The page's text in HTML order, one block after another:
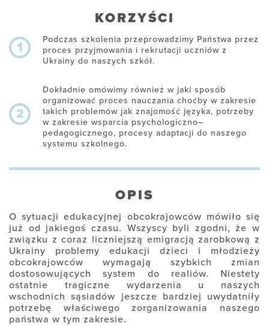
KORZYŚCI
1
Podczas szkolenia przeprowadzimy Państwa przez
proces przyjmowania i rekrutacji uczniów z
Ukrainy do naszych szkół.
2
Dokładnie omówimy również w jaki sposób
organizować proces nauczania choćby w zakresie
takich problemów jak znajomość języka, potrzeby
w zakresie wsparcia psychologiczno–
pedagogicznego, procesy adaptacji do naszego
systemu szkolnego.
OPIS
O sytuacji edukacyjnej obcokrajowców mówiło się
już od jakiegoś czasu. Wszyscy byli zgodni, że w
związku z coraz liczniejszą emigracją zarobkową z
Ukrainy problemy edukacji dzieci i młodzieży
obcokrajowców wymagają szybkich zmian
dostosowujących system do realiów. Niestety
ostatnie tragiczne wydarzenia u naszych
wschodnich sąsiadów jeszcze bardziej uwydatniły
potrzebę właściwego zorganizowania naszego
państwa w tym zakresie.